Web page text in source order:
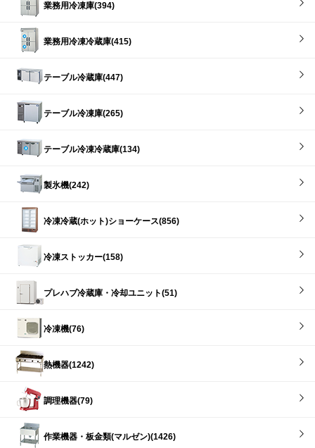
業務用冷凍庫(394)
業務用冷凍冷蔵庫(415)
テーブル冷蔵庫(447)
テーブル冷凍庫(265)
テーブル冷凍冷蔵庫(134)
製氷機(242)
冷凍冷蔵(ホット)ショーケース(856)
冷凍ストッカー(158)
プレハブ冷蔵庫・冷却ユニット(51)
冷凍機(76)
熱機器(1242)
調理機器(79)
作業機器・板金類(マルゼン)(1426)